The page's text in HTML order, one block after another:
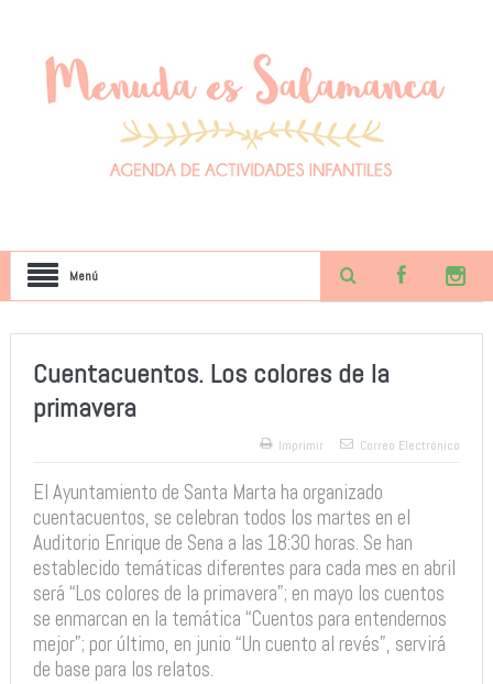
Menú
Cuentacuentos. Los colores de la
primavera
Imprimir Correo Electrónico
El Ayuntamiento de Santa Marta ha organizado
cuentacuentos, se celebran todos los martes en el
Auditorio Enrique de Sena a las 18:30 horas. Se han
establecido temáticas diferentes para cada mes en abril
será “Los colores de la primavera”; en mayo los cuentos
se enmarcan en la temática “Cuentos para entendernos
mejor”; por último, en junio “Un cuento al revés”, servirá
de base para los relatos.